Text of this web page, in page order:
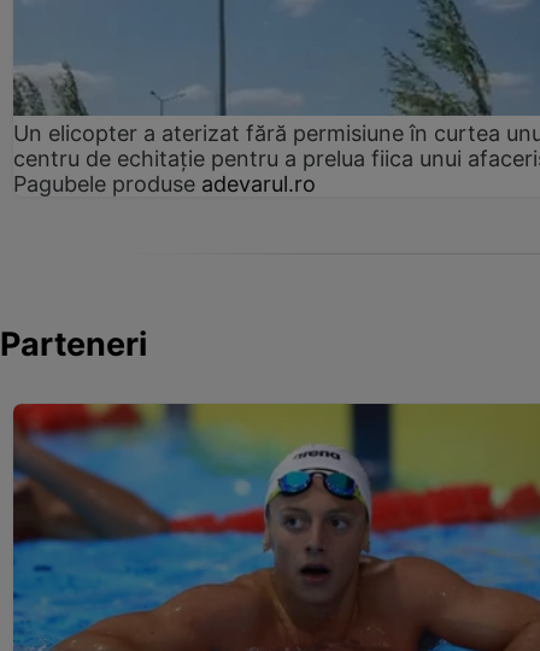
Un elicopter a aterizat fără permisiune în curtea
centru de echitație pentru a prelua fiica unui
Pagubele produse adevarul.ro
Parteneri